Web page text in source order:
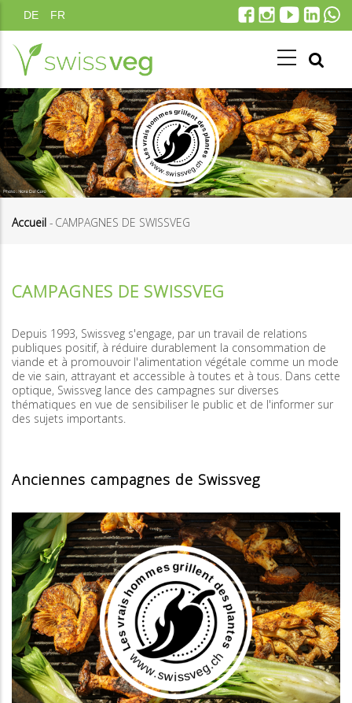
au
contenu
principal
DE FR
Accueil - CAMPAGNES DE SWISSVEG
CAMPAGNES DE SWISSVEG
Depuis 1993, Swissveg s'engage, par un travail de relations
publiques positif, à réduire durablement la consommation de
viande et à promouvoir l'alimentation végétale comme un mode
de vie sain, attrayant et accessible à toutes et à tous. Dans cette
optique, Swissveg lance des campagnes sur diverses
thématiques en vue de sensibiliser le public et de l'informer sur
des sujets importants.
Anciennes campagnes de Swissveg